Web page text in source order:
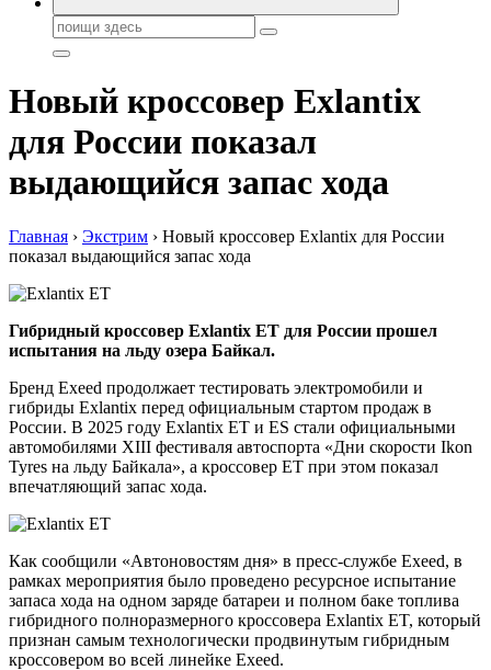
Поиск:
Новый кроссовер Exlantix
для России показал
выдающийся запас хода
Главная › Экстрим › Новый кроссовер Exlantix для России
показал выдающийся запас хода
Гибридный кроссовер Exlantix ET для России прошел
испытания на льду озера Байкал.
Бренд Exeed продолжает тестировать электромобили и
гибриды Exlantix перед официальным стартом продаж в
России. В 2025 году Exlantix EТ и ES стали официальными
автомобилями XIII фестиваля автоспорта «Дни скорости Ikon
Tyres на льду Байкала», а кроссовер ET при этом показал
впечатляющий запас хода.
Как сообщили «Автоновостям дня» в пресс-службе Exeed, в
рамках мероприятия было проведено ресурсное испытание
запаса хода на одном заряде батареи и полном баке топлива
гибридного полноразмерного кроссовера Exlantix ET, который
признан самым технологически продвинутым гибридным
кроссовером во всей линейке Exeed.